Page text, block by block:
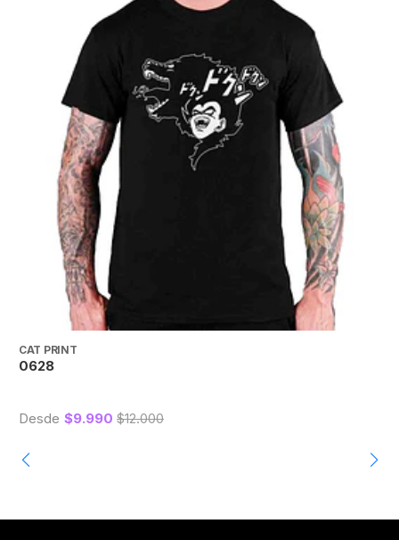
CAT PRINT
0628
Desde $9.990 $12.000